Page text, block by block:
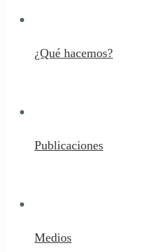
¿Qué hacemos?
Publicaciones
Medios